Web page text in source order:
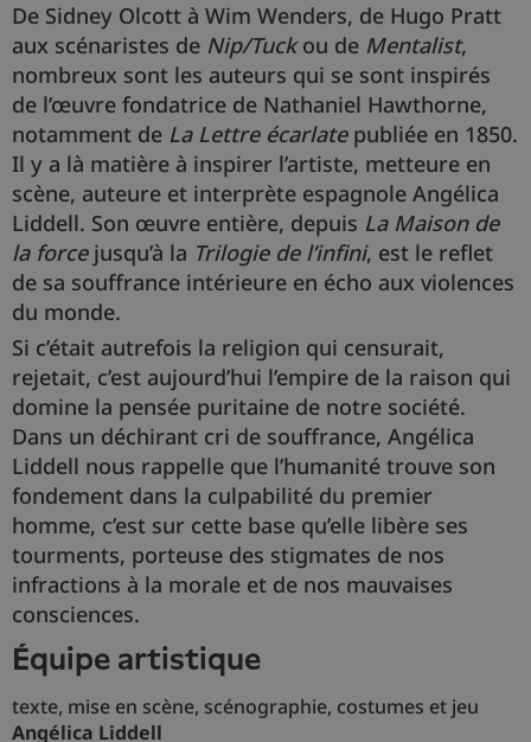
De Sidney Olcott à Wim Wenders, de Hugo Pratt
aux scénaristes de Nip/Tuckou de Mentalist,
nombreux sont les auteurs qui se sont inspirés
de l’œuvre fondatrice de Nathaniel Hawthorne,
notamment de La Lettre écarlatepubliée en 1850.
Il y a là matière à inspirer l’artiste, metteure en
scène, auteure et interprète espagnole Angélica
Liddell. Son œuvre entière, depuis La Maison de
la forcejusqu’à la Trilogie de l’infini, est le reflet
de sa souffrance intérieure en écho aux violences
du monde.
Si c’était autrefois la religion qui censurait,
rejetait, c’est aujourd’hui l’empire de la raison qui
domine la pensée puritaine de notre société.
Dans un déchirant cri de souffrance, Angélica
Liddell nous rappelle que l’humanité trouve son
fondement dans la culpabilité du premier
homme, c’est sur cette base qu’elle libère ses
tourments, porteuse des stigmates de nos
infractions à la morale et de nos mauvaises
consciences.
équipe artistique
texte, mise en scène, scénographie, costumes et jeu
Angélica Liddell